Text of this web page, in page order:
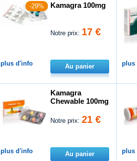
-29% Kamagra 100mg
Notre prix: 17 €
plus d'info Au panier plus
Kamagra
Chewable 100mg
Notre prix:21 €
plus d'info Au panier plus